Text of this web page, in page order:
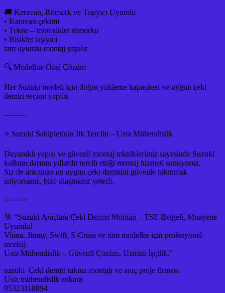
🚚 Karavan, Römork ve Taşıyıcı Uyumlu
• Karavan çekimi
• Tekne – motosiklet römorku
• Bisiklet taşıyıcı
tam uyumlu montaj yapılır.
🔍 Modeline Özel Çözüm
Her Suzuki modeli için doğru yükleme kapasitesi ve uygun çeki
demiri seçimi yapılır.
⸻
⭐ Suzuki Sahiplerinin İlk Tercihi – Usta Mühendislik
Dayanıklı yapısı ve güvenli montaj tekniklerimiz sayesinde Suzuki
kullanıcılarının yıllardır tercih ettiği montaj hizmeti sunuyoruz.
Siz de aracınıza en uygun çeki demirini güvenle taktırmak
istiyorsanız, bize ulaşmanız yeterli.
⸻
🎯 “Suzuki Araçlara Çeki Demiri Montajı – TSE Belgeli, Muayene
Uyumlu!
Vitara, Jimny, Swift, S-Cross ve tüm modeller için profesyonel
montaj.
Usta Mühendislik – Güvenli Çözüm, Uzman İşçilik.”
suzuki Çeki demiri takma montajı ve araç proje firması
Usta mühendislik ankara
05323118894